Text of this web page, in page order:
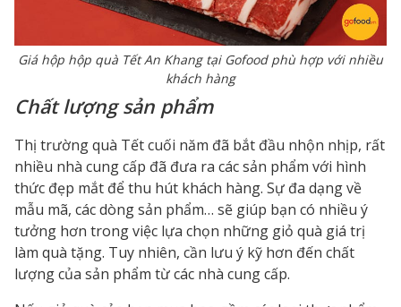
Giá hộp hộp quà Tết An Khang tại Gofood phù hợp với nhiều
khách hàng
Chất lượng sản phẩm
Thị trường quà Tết cuối năm đã bắt đầu nhộn nhịp, rất
nhiều nhà cung cấp đã đưa ra các sản phẩm với hình
thức đẹp mắt để thu hút khách hàng. Sự đa dạng về
mẫu mã, các dòng sản phẩm… sẽ giúp bạn có nhiều ý
tưởng hơn trong việc lựa chọn những giỏ quà giá trị
làm quà tặng. Tuy nhiên, cần lưu ý kỹ hơn đến chất
lượng của sản phẩm từ các nhà cung cấp.